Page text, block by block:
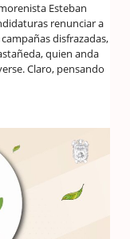
Esteban
renunciar a
disfrazadas,
quien anda
Claro, pensando